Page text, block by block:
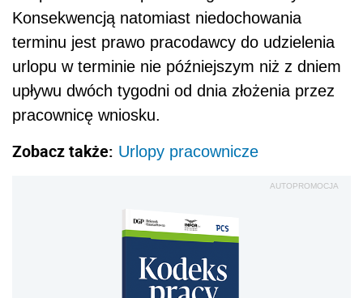
Konsekwencją natomiast niedochowania
terminu jest prawo pracodawcy do udzielenia
urlopu w terminie nie późniejszym niż z dniem
upływu dwóch tygodni od dnia złożenia przez
pracownicę wniosku.
Zobacz także: Urlopy pracownicze
AUTOPROMOCJA